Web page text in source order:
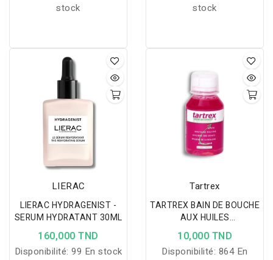
stock
stock
LIERAC
LIERAC HYDRAGENIST -
SERUM HYDRATANT 30ML
160,000 TND
Disponibilité: 99 En stock
Tartrex
TARTREX BAIN DE BOUCHE
AUX HUILES
ESSENTIELLES,125ml
10,000 TND
Disponibilité: 864 En